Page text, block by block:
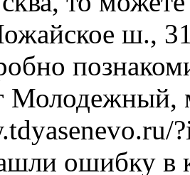
ш.,
Молодежный,
ошибку в